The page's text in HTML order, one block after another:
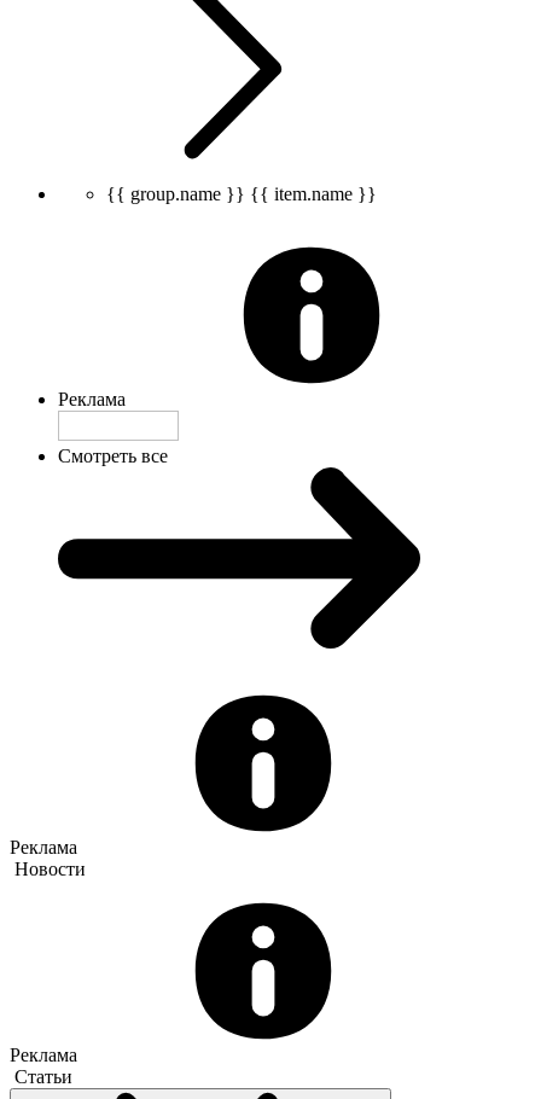
{{ group.name }} {{ item.name }}
Реклама
Смотреть все
Реклама
Новости
Реклама
Статьи